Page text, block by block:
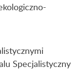
Specjalistyczny